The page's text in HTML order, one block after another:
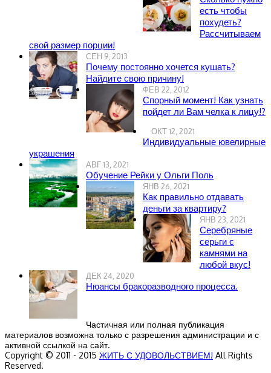
есть чтобы
похудеть?
Рассчитываем
свой размер порции!
СЕН 9, 2013
Почему постоянно хочется кушать?
Найдите свою причину!
ФЕВ 22, 2012
Спорный момент! Как узнать
пойдет ли Вам челка к лицу!?
ОКТ 12, 2021
Индивидуальные ювелирные
украшения
АВГ 13, 2021
Обучение Рейки у Ольги Поль
ЯНВ 26, 2021
Как правильно отдавать
деньги за квартиру?
ЯНВ 23, 2021
Серебряные
серьги с
камнями на
любой вкус!
ДЕК 24, 2020
Нюансы бракоразводного процесса.
Частичная или полная публикация
материалов возможна только с разрешения администрации и с
активной ссылкой на сайт.
Copyright © 2011 - 2015 ЖИТЬ С УДОВОЛЬСТВИЕМ! All Rights
Reserved.